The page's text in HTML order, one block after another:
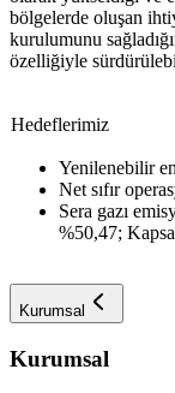
bölgelerde oluşan
kurulumunu
özelliğiyle
Hedeflerimiz
Yenilenebilir
Net sıfır
Sera gazı
%50,47;
Kurumsal
Kurumsal